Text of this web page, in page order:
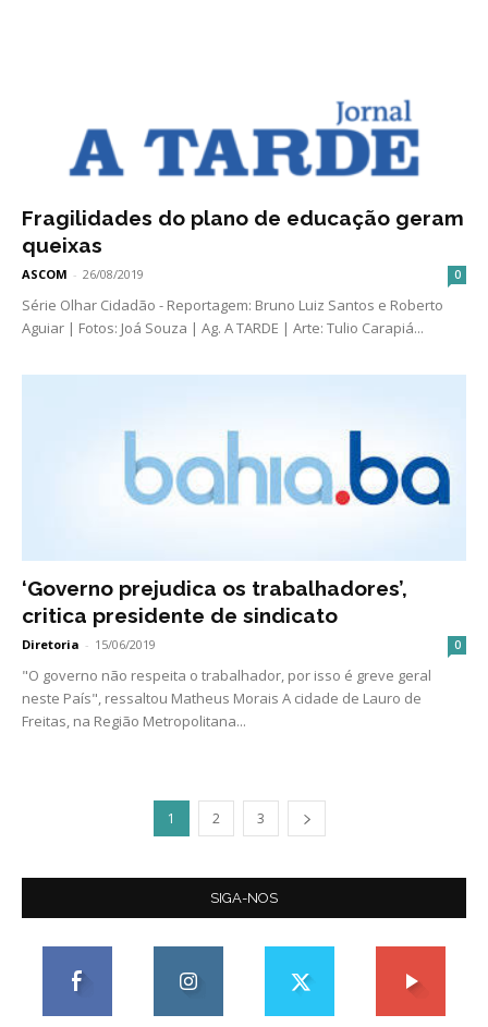
Fragilidades do plano de educação geram
queixas
ASCOM - 26/08/2019 0
Série Olhar Cidadão - Reportagem: Bruno Luiz Santos e Roberto
Aguiar | Fotos: Joá Souza | Ag. A TARDE | Arte: Tulio Carapiá...
‘Governo prejudica os trabalhadores’,
critica presidente de sindicato
Diretoria - 15/06/2019 0
"O governo não respeita o trabalhador, por isso é greve geral
neste País", ressaltou Matheus Morais A cidade de Lauro de
Freitas, na Região Metropolitana...
1 2 3
SIGA-NOS